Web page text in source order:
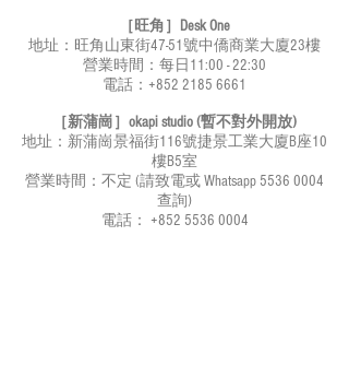
［旺角］Desk One
地址：旺角山東街47-51號中僑商業大廈23樓
營業時間：每日11:00 - 22:30
電話：+852 2185 6661
［新蒲崗］okapi studio (暫不對外開放)
地址：新蒲崗景福街116號捷景工業大廈B座10
樓B5室
營業時間：不定 (請致電或 Whatsapp 5536 0004
查詢)
電話： +852 5536 0004